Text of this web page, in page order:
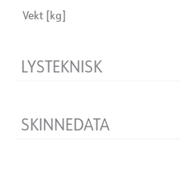
Vekt [kg]
LYSTEKNISK
SKINNEDATA